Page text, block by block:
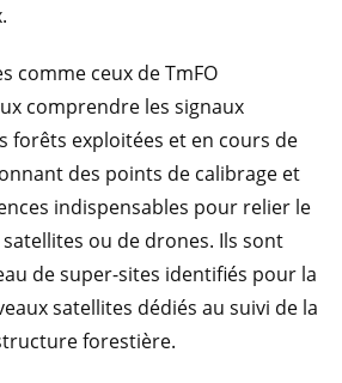
comme ceux de TmFO
comprendre les signaux
forêts exploitées et en cours de
des points de calibrage et
indispensables pour relier le
ou de drones. Ils sont
de super-sites identifiés pour la
satellites dédiés au suivi de la
forestière.